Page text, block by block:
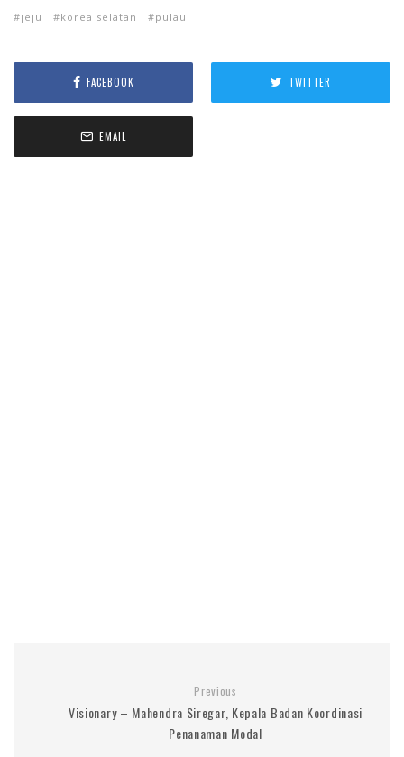
jeju korea selatan pulau
FACEBOOK TWITTER
EMAIL
Previous
Visionary – Mahendra Siregar, Kepala Badan Koordinasi
Penanaman Modal